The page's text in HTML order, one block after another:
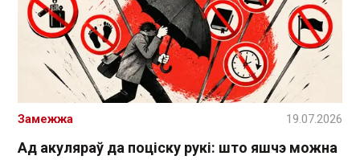
Ад акуляраў да поціску рукі: што яшчэ можна
Замежжа 19.07.2026